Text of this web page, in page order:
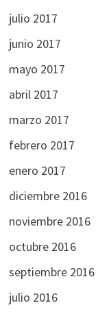
julio 2017
junio 2017
mayo 2017
abril 2017
marzo 2017
febrero 2017
enero 2017
diciembre 2016
noviembre 2016
octubre 2016
septiembre 2016
julio 2016